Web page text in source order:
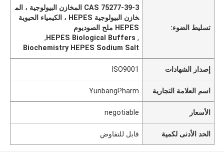
تسليط الضوء:
CAS 75277-39-3 المخازن البيولوجية ، الم
خازن البيولوجية HEPES ، الكيمياء الحيوية
HEPES ملح الصوديوم
,
HEPES Biological Buffers
,
Biochemistry HEPES Sodium Salt
إصدار الشهادات ISO9001
اسم العلامة التجارية YunbangPharm
الأسعار negotiable
الحد الأدنى لكمية قابل للتفاوض